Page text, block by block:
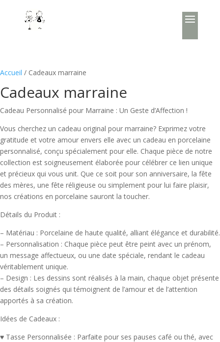
Accueil / Cadeaux marraine
Cadeaux marraine
Cadeau Personnalisé pour Marraine : Un Geste d’Affection !
Vous cherchez un cadeau original pour marraine? Exprimez votre
gratitude et votre amour envers elle avec un cadeau en porcelaine
personnalisé, conçu spécialement pour elle. Chaque pièce de notre
collection est soigneusement élaborée pour célébrer ce lien unique
et précieux qui vous unit. Que ce soit pour son anniversaire, la fête
des mères, une fête réligieuse ou simplement pour lui faire plaisir,
nos créations en porcelaine sauront la toucher.
Détails du Produit :
– Matériau : Porcelaine de haute qualité, alliant élégance et durabilité.
– Personnalisation : Chaque pièce peut être peint avec un prénom,
un message affectueux, ou une date spéciale, rendant le cadeau
véritablement unique.
– Design : Les dessins sont réalisés à la main, chaque objet présente
des détails soignés qui témoignent de l’amour et de l’attention
apportés à sa création.
Idées de Cadeaux :
♥ Tasse Personnalisée : Parfaite pour ses pauses café ou thé, avec